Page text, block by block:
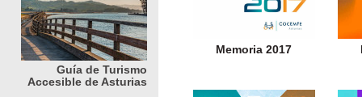
Guía de Turismo
Accesible de Asturias
Memoria 2017